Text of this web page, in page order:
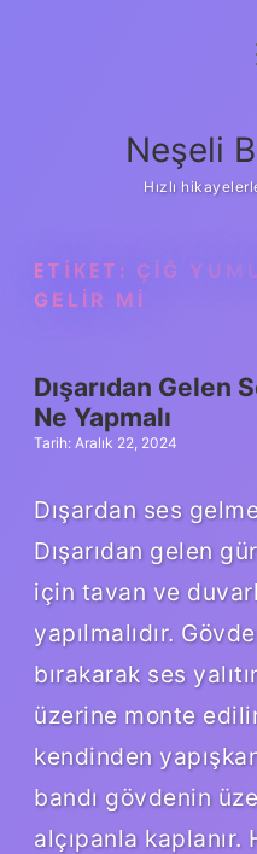
Neşeli
Hızlı
ETIKET: ÇIĞ
GELIR MI
Dışarıdan Gelen
Ne Yapmalı
Tarih: Aralık 22, 2024
Dışardan ses
Dışarıdan gelen
için tavan ve
yapılmalıdır.
bırakarak ses
üzerine monte
kendinden
bandı gövdenin
alçıpanla